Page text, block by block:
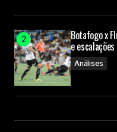
Botafogo x
e
Análises